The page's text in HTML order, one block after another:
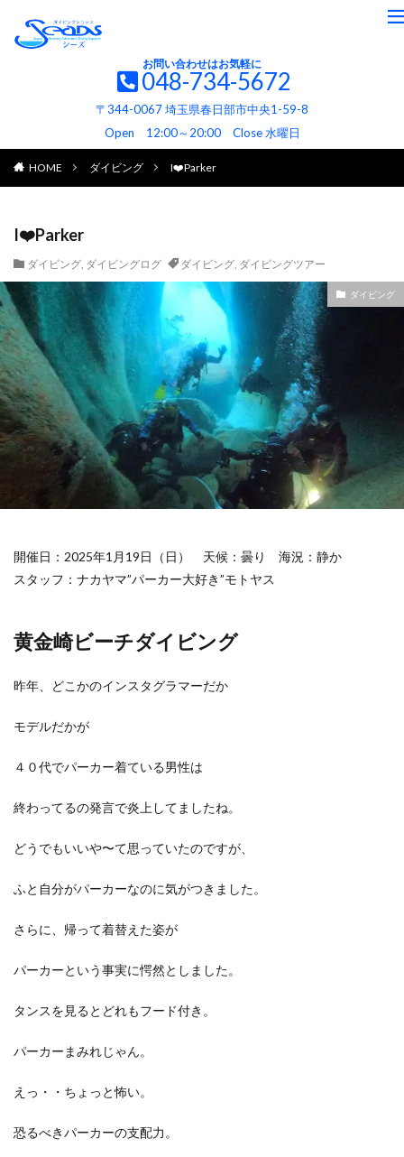
お問い合わせはお気軽に
048-734-5672
〒344-0067 埼玉県春日部市中央1-59-8
Open 12:00～20:00 Close 水曜日
HOME ダイビング I❤️Parker
I❤️Parker
ダイビング, ダイビングログ ダイビング, ダイビングツアー
ダイビング
開催日：2025年1月19日（日） 天候：曇り 海況：静か
スタッフ：ナカヤマ”パーカー大好き”モトヤス
黄金崎ビーチダイビング
昨年、どこかのインスタグラマーだか
モデルだかが
４０代でパーカー着ている男性は
終わってるの発言で炎上してましたね。
どうでもいいや〜て思っていたのですが、
ふと自分がパーカーなのに気がつきました。
さらに、帰って着替えた姿が
パーカーという事実に愕然としました。
タンスを見るとどれもフード付き。
パーカーまみれじゃん。
えっ・・ちょっと怖い。
恐るべきパーカーの支配力。